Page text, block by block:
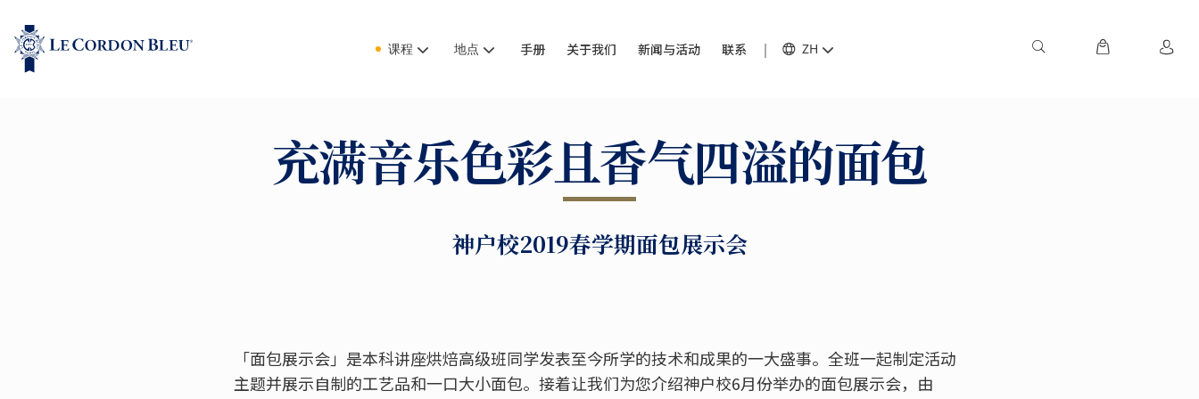
课程 地点 手册 关于我们 新闻与活动 联系 ZH
充满音乐色彩且香气四溢的面包
神户校2019春学期面包展示会
「面包展示会」是本科讲座烘焙高级班同学发表至今所学的技术和成果的一大盛事。全班一起制定活动
主题并展示自制的工艺品和一口大小面包。接着让我们为您介绍神户校6月份举办的面包展示会，由